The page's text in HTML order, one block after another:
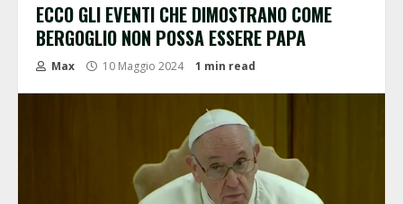
ECCO GLI EVENTI CHE DIMOSTRANO COME
BERGOGLIO NON POSSA ESSERE PAPA
Max 10 Maggio 2024 1 min read